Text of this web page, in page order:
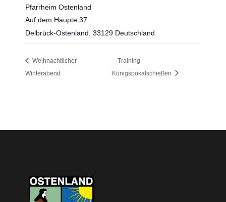
Pfarrheim Ostenland
Auf dem Haupte 37
Delbrück-Ostenland 33129 Deutschland
Weihnachtlicher
Winterabend
Training
Königspokalschießen